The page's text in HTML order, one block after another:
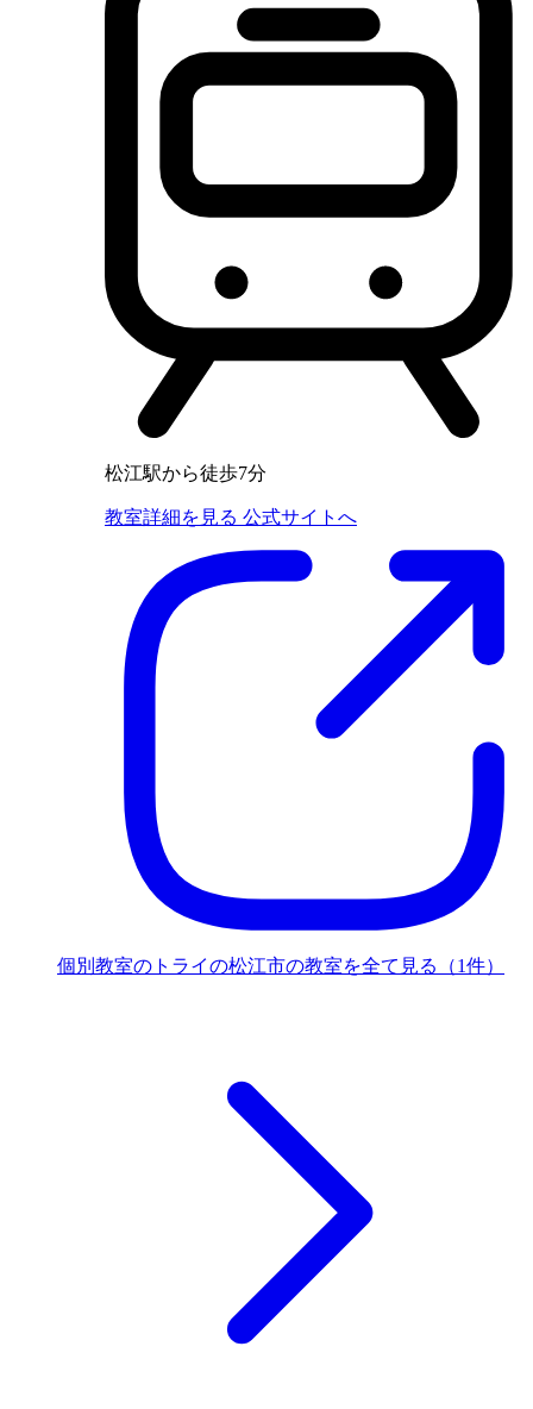
松江駅から徒歩7分
教室詳細を見る 公式サイトへ
個別教室のトライの松江市の教室を全て見る（1件）